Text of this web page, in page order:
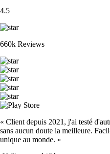
4.5
660k Reviews
« Client depuis 2021, j'ai testé
sans aucun doute la meilleure.
unique au monde. »